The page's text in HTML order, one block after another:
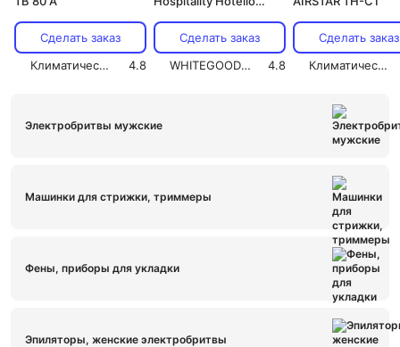
Сделать заказ
Климатический сезон
4.8
black matt)
Сделать заказ
WHITEGOODS.RU
4.8
Сделать заказ
Климатический сезон
Электробритвы мужские
Машинки для стрижки, триммеры
Фены, приборы для укладки
Эпиляторы, женские электробритвы